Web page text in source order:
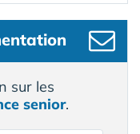
sur les
senior.